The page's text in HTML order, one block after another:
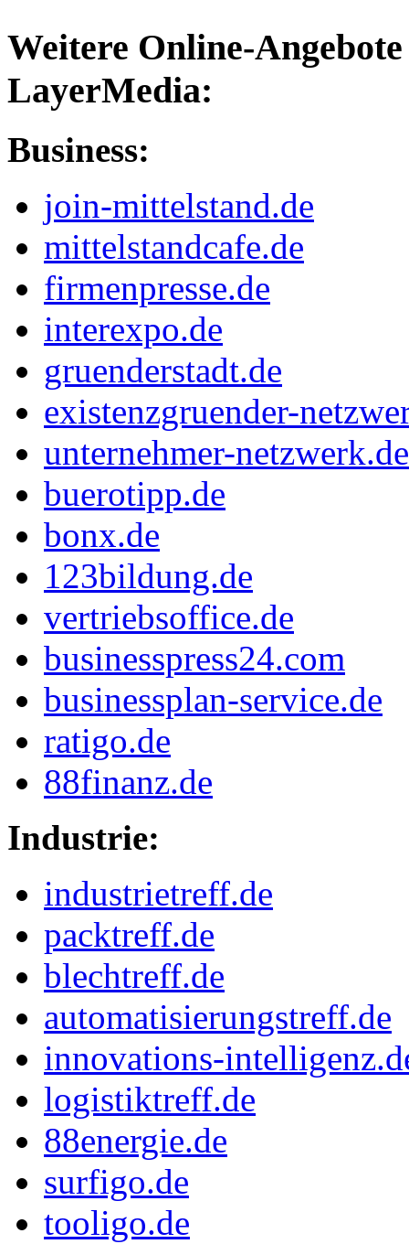
Weitere Online-Angebote
LayerMedia:
Business:
join-mittelstand.de
mittelstandcafe.de
firmenpresse.de
interexpo.de
gruenderstadt.de
existenzgruender-
unternehmer-netzwerk.de
buerotipp.de
bonx.de
123bildung.de
vertriebsoffice.de
businesspress24.com
businessplan-service.de
ratigo.de
88finanz.de
Industrie:
industrietreff.de
packtreff.de
blechtreff.de
automatisierungstreff.de
innovations-
logistiktreff.de
88energie.de
surfigo.de
tooligo.de